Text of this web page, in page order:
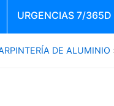
URGENCIAS 7/365D
DE ALUMINIO